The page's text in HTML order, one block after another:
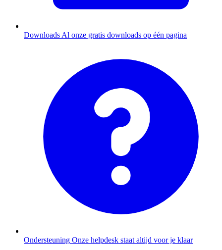
Downloads Al onze gratis downloads op één pagina
Ondersteuning Onze helpdesk staat altijd voor je klaar